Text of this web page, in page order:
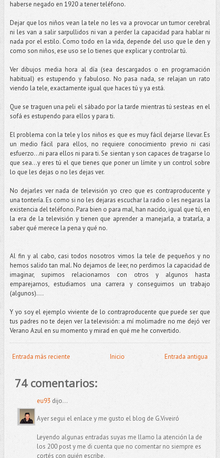
haberse negado en 1920 a tener teléfono.
Dejar que los niños vean la tele no les va a provocar un tumor cerebral
ni les van a salir sarpullidos ni van a perder la capacidad para hablar ni
nada por el estilo. Como todo en la vida, depende del uso que le den y
como son niños, ese uso se lo tienes que explicar y controlar tú.
Ver dibujos media hora al día (sea descargados o en programación
habitual) es estupendo y fabuloso. No pasa nada, se relajan un rato
viendo la tele, exactamente igual que haces tú y ya está.
Que se traguen una peli el sábado por la tarde mientras tú sesteas en el
sofá es estupendo para ellos y para ti.
El problema con la tele y los niños es que es muy fácil dejarse llevar. Es
un medio fácil para ellos, no requiere conocimiento previo ni casi
esfuerzo...ni para ellos ni para ti. Se sientan y son capaces de tragarse lo
que sea…y eres tú el que tienes que poner un límite y un control sobre
lo que les dejas o no les dejas ver.
No dejarles ver nada de televisión yo creo que es contraproducente y
una tontería. Es como si no les dejaras escuchar la radio o les negaras la
existencia del teléfono. Para bien o para mal, han nacido, igual que tú, en
la era de la televisión y tienen que aprender a manejarla, a tratarla, a
saber qué merece la pena y qué no.
Al fin y al cabo, casi todos nosotros vimos la tele de pequeños y no
hemos salido tan mal. No dejamos de leer, no perdimos la capacidad de
imaginar, supimos relacionarnos con otros y algunos hasta
emparejarnos, estudiamos una carrera y conseguimos un trabajo
(algunos)....
Y yo soy el ejemplo viviente de lo contraproducente que puede ser que
tus padres no te dejen ver la televisión: a mí molimadre no me dejó ver
Verano Azul en su momento y mirad en qué me he convertido.
Entrada más reciente Entrada antigua
Inicio
74 comentarios:
eu93 dijo...
Ayer segui el enlace y me gusto el blog de G.Viveiró
Leyendo algunas entradas suyas me llamo la atención la de
los 200 post y me di cuenta que no comentar no siempre es
cortés con quién escribe.